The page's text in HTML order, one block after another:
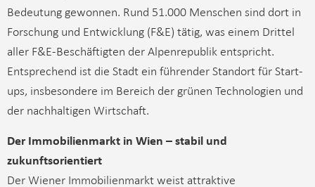
Bedeutung gewonnen. Rund 51.000 Menschen sind dort in
Forschung und Entwicklung (F&E) tätig, was einem Drittel
aller F&E-Beschäftigten der Alpenrepublik entspricht.
Entsprechend ist die Stadt ein führender Standort für Start-
ups, insbesondere im Bereich der grünen Technologien und
der nachhaltigen Wirtschaft.
Der Immobilienmarkt in Wien – stabil und
zukunftsorientiert
Der Wiener Immobilienmarkt weist attraktive